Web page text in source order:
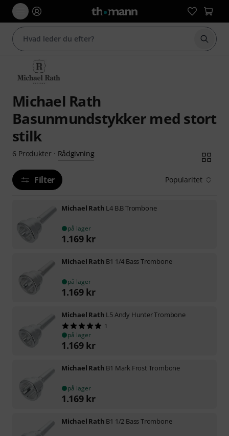
Start
Michael Rath
Basunmundstykker med stort
stilk
6 Produkter· Rådgivning
Filter Popularitet
Michael Rath L4 B.B Trombone
på lager
1.169 kr
Michael Rath B1 1/4 Bass Trombone
på lager
1.169 kr
Michael Rath L5 Andy Hunter Trombone
1
på lager
1.169 kr
Michael Rath B1 Mark Frost Trombone
på lager
1.169 kr
Michael Rath B1 1/2 Bass Trombone